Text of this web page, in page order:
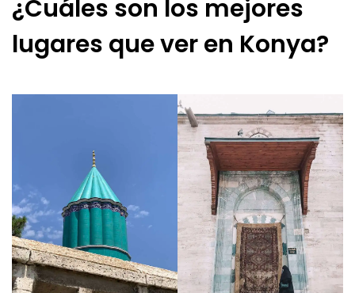
¿Cuáles son los mejores
lugares que ver en Konya?